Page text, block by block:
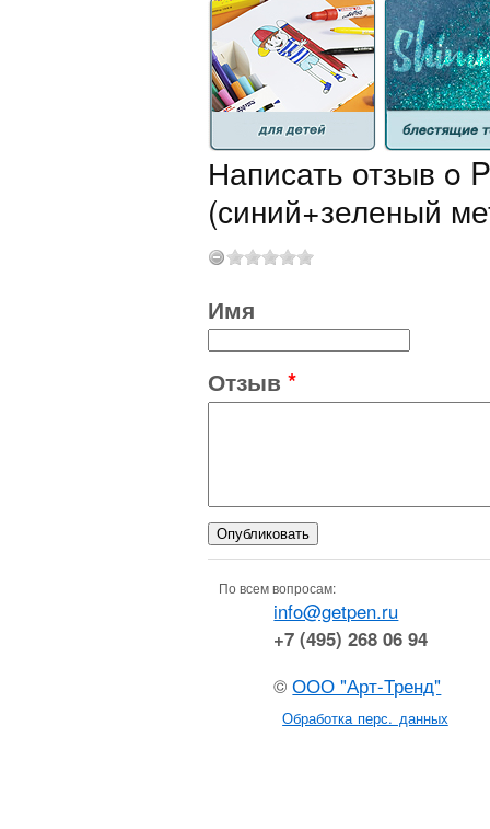
Написать отзыв o
(синий+зеленый
Имя
Отзыв *
По всем вопросам:
info@getpen.ru
+7 (495) 268 06 94
©ООО "Арт-Тренд"
Обработка перс. данных